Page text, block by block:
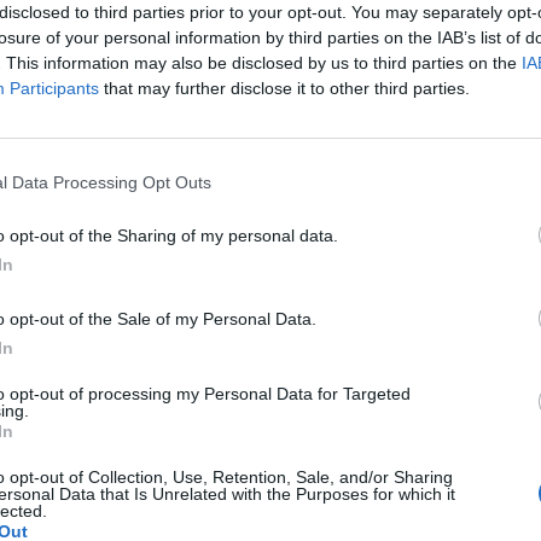
to third parties prior to your opt-out. You may separately
of your personal information by third parties on the IAB’s list of
This information may also be disclosed by us to third parties on the
Participants that may further disclose it to other third parties.
Data Processing Opt Outs
opt-out of the Sharing of my personal data.
opt-out of the Sale of my Personal Data.
opt-out of processing my Personal Data for Targeted
opt-out of Collection, Use, Retention, Sale, and/or Sharing
Data that Is Unrelated with the Purposes for which it
aggiudicate al massimo ribasso sono
il parcheggio multipiano del
di Torino la cui gara è stata aggiudicata
da soli, da circa due milioni a 400 mila
di Adria (Rovigo), aggiudicata
andrebbe valutato per la sua qualità
pagato secondo i prezzi di mercato in
del regolamento sul Codice degli Appalti
fine una volta per tutte a questa
caos», si augura Oddi Baglioni.
Rudy Giuliani a Come States?
americana